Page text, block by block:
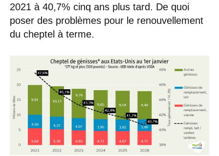
2021 à 40,7% cinq ans plus tard. De quoi
poser des problèmes pour le renouvellement
du cheptel à terme.